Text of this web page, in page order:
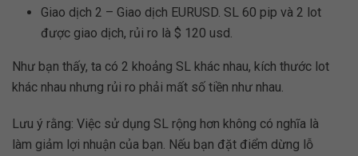
Giao dịch 2 – Giao dịch EURUSD. SL 60 pip và 2 lot
được giao dịch, rủi ro là $ 120 usd.
Như bạn thấy, ta có 2 khoảng SL khác nhau, kích thước lot
khác nhau nhưng rủi ro phải mất số tiền như nhau.
Lưu ý rằng: Việc sử dụng SL rộng hơn không có nghĩa là
làm giảm lợi nhuận của bạn. Nếu bạn đặt điểm dừng lỗ